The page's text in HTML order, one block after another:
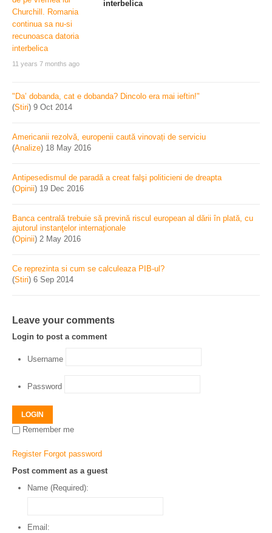
11 years 7 months ago
interbelica
"Da’ dobanda, cat e dobanda? Dincolo era mai ieftin!"
(Stiri) 9 Oct 2014
Americanii rezolvă, europenii caută vinovați de serviciu
(Analize) 18 May 2016
Antipesedismul de paradă a creat falşi politicieni de dreapta
(Opinii) 19 Dec 2016
Banca centrală trebuie să prevină riscul european al dării în plată, cu
ajutorul instanţelor internaţionale
(Opinii) 2 May 2016
Ce reprezinta si cum se calculeaza PIB-ul?
(Stiri) 6 Sep 2014
Leave your comments
Login to post a comment
Username
Password
LOGIN
Remember me
Register Forgot password
Post comment as a guest
Name (Required):
Email: